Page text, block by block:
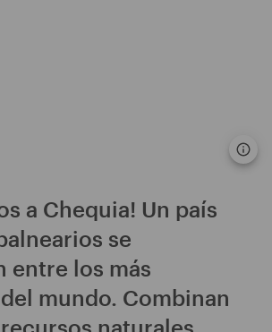
a Chequia! Un país
se
entre los más
mundo. Combinan